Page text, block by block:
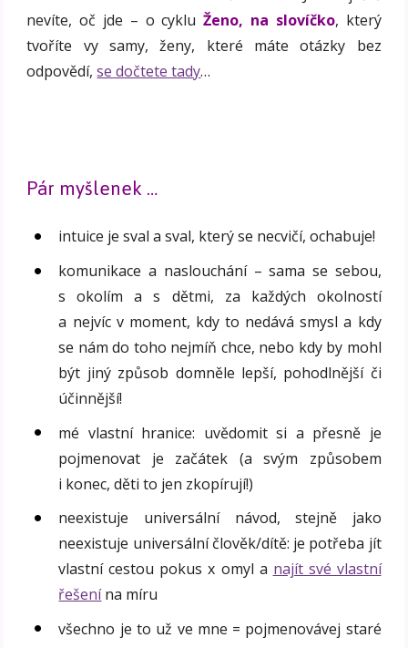
nevíte, oč jde – o cykluŽeno, na slovíčko, který
tvoříte vy samy, ženy, které máte otázky bez
odpovědí,se dočtete tady…
Pár myšlenek …
intuice je sval a sval, který se necvičí, ochabuje!
komunikace a naslouchání – sama se sebou,
s okolím a s dětmi, za každých okolností
a nejvíc v moment, kdy to nedává smysl a kdy
se nám do toho nejmíň chce, nebo kdy by mohl
být jiný způsob domněle lepší, pohodlnější či
účinnější!
mé vlastní hranice: uvědomit si a přesně je
pojmenovat je začátek (a svým způsobem
i konec, děti to jen zkopírují!)
neexistuje universální návod, stejně jako
neexistuje universální člověk/dítě: je potřeba jít
vlastní cestou pokus x omyl a najít své vlastní
řešenína míru
všechno je to už ve mne = pojmenovávej staré